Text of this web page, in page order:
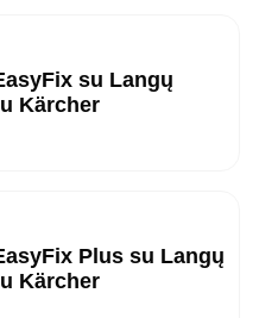
su Langų
Kärcher
Plus su Langų
Kärcher